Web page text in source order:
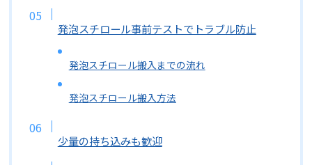
発泡スチロール事前テストでトラブル防止
発泡スチロール搬入までの流れ
発泡スチロール搬入方法
少量の持ち込みも歓迎